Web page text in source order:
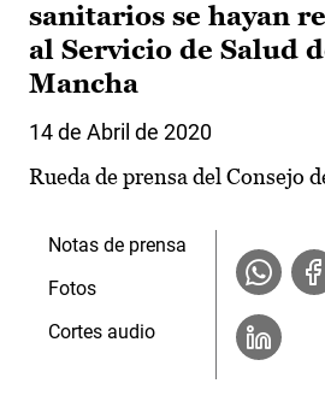
sanitarios se hayan
al Servicio de Salud
Mancha
14 de Abril de 2020
Rueda de prensa del Consejo
Notas de prensa
Fotos
Cortes audio